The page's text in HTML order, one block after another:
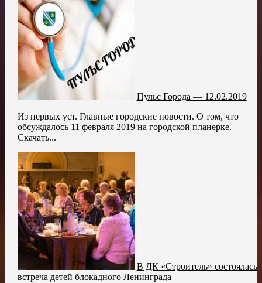
Пульс Города — 12.02.2019
Из первых уст. Главные городские новости. О том, что
обсуждалось 11 февраля 2019 на городской планерке.
Скачать...
В ДК «Строитель» состоялась
встреча детей блокадного Ленинграда